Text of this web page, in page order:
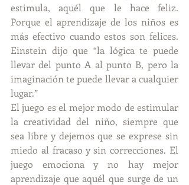
estimula, aquél que le hace feliz.
Porque el aprendizaje de los niños es
más efectivo cuando estos son felices.
Einstein dijo que “la lógica te puede
llevar del punto A al punto B, pero la
imaginación te puede llevar a cualquier
lugar.”
El juego es el mejor modo de estimular
la creatividad del niño, siempre que
sea libre y dejemos que se exprese sin
miedo al fracaso y sin correcciones. El
juego emociona y no hay mejor
aprendizaje que aquél que surge de un